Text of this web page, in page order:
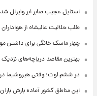
استایل عجیب صابر ابر وایرال
طلب حلالیت عالیشاه از
چهار ماسک خانگی برای داشتن
بهترین مقاصد دریاچه‌های نزدیک
در ششم اوت؛ وقتی هیروشیما
این مناطق کشور آماده بارش